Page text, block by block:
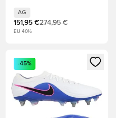
modra
AG
151,95 €274,95 €
EU 40½
kot član
Odpre Modal za prijavo ali
-45%